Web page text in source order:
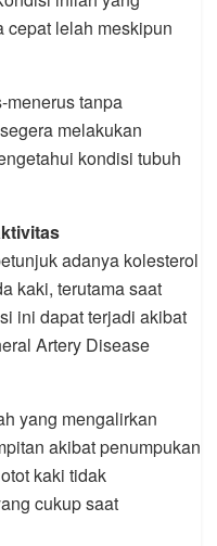
cepat lelah meskipun
menerus tanpa
melakukan
kondisi tubuh
adanya kolesterol
kaki, terutama saat
ini dapat terjadi akibat
Artery Disease
yang mengalirkan
akibat penumpukan
kaki tidak
cukup saat